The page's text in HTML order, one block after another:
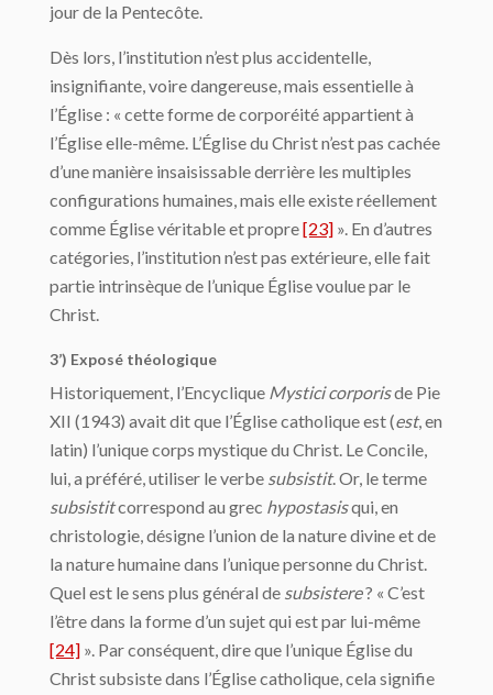
jour de la Pentecôte.
Dès lors, l’institution n’est plus accidentelle,
insignifiante, voire dangereuse, mais essentielle à
l’Église : « cette forme de corporéité appartient à
l’Église elle-même. L’Église du Christ n’est pas cachée
d’une manière insaisissable derrière les multiples
configurations humaines, mais elle existe réellement
comme Église véritable et propre[23] ». En d’autres
catégories, l’institution n’est pas extérieure, elle fait
partie intrinsèque de l’unique Église voulue par le
Christ.
3’) Exposé théologique
Historiquement, l’Encyclique Mystici corporisde Pie
XII (1943) avait dit que l’Église catholique est (est, en
latin) l’unique corps mystique du Christ. Le Concile,
lui, a préféré, utiliser le verbe subsistit. Or, le terme
subsistitcorrespond au grec hypostasisqui, en
christologie, désigne l’union de la nature divine et de
la nature humaine dans l’unique personne du Christ.
Quel est le sens plus général de subsistere? « C’est
l’être dans la forme d’un sujet qui est par lui-même
[24] ». Par conséquent, dire que l’unique Église du
Christ subsiste dans l’Église catholique, cela signifie